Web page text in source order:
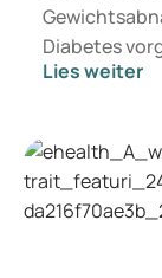
Diabetes
Behandlung
Arzt auf
Ihres
Lies weiter